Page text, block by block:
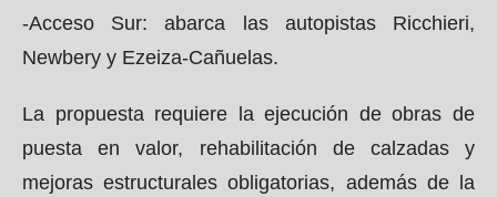
-Acceso Sur: abarca las autopistas Ricchieri,
Newbery y Ezeiza-Cañuelas.
La propuesta requiere la ejecución de obras de
puesta en valor, rehabilitación de calzadas y
mejoras estructurales obligatorias, además de la